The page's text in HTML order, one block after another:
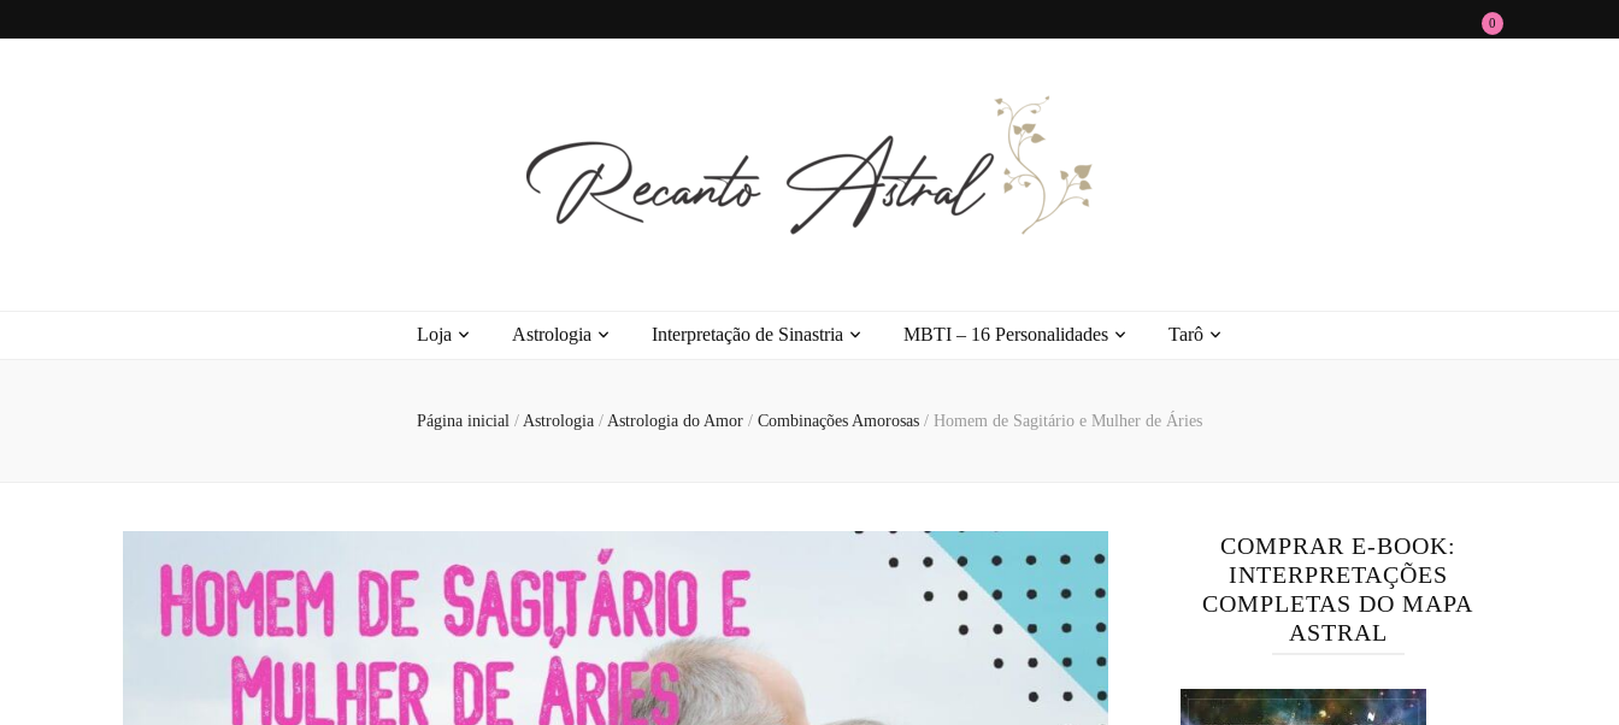
0
Loja Astrologia Interpretação de Sinastria MBTI – 16 Personalidades Tarô
Página inicial / Astrologia / Astrologia do Amor / Combinações Amorosas / Homem de Sagitário e Mulher de Áries
COMPRAR E-BOOK:
INTERPRETAÇÕES
COMPLETAS DO MAPA
ASTRAL